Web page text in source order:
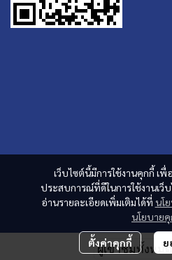
เว็บไซต์นี้มีการใช้งานคุกกี้ เ
ประสบการณ์ที่ดีในการใช้งานเว็
อ่านรายละเอียดเพิ่มเติมได้ที่ นโ
นโยบาย
ตั้งค่าคุกกี้ ย
ผู้เข้าชมทั้งหม